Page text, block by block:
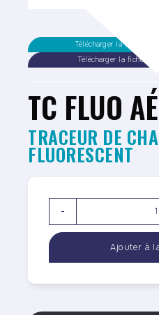
Télécharger la fiche
Télécharger la fiche
TC FLUO
TRACEUR DE
FLUORESCENT
-